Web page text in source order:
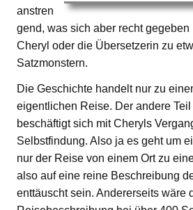
anstren
gend, was sich aber recht gegeben
Cheryl oder die Übersetzerin zu
Satzmonstern.
Die Geschichte handelt nur zu
eigentlichen Reise. Der andere
beschäftigt sich mit Cheryls
Selbstfindung. Also ja es geht um
nur der Reise von einem Ort zu
also auf eine reine Beschreibung
enttäuscht sein. Andererseits wäre